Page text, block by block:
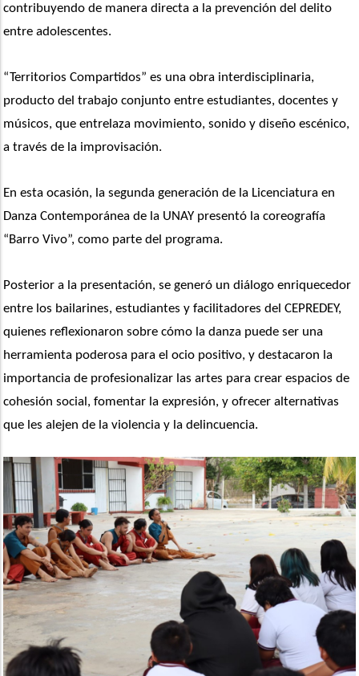
contribuyendo de manera directa a la prevención del delito
entre adolescentes.
“Territorios Compartidos” es una obra interdisciplinaria,
producto del trabajo conjunto entre estudiantes, docentes y
músicos, que entrelaza movimiento, sonido y diseño escénico,
a través de la improvisación.
En esta ocasión, la segunda generación de la Licenciatura en
Danza Contemporánea de la UNAY presentó la coreografía
“Barro Vivo”, como parte del programa.
Posterior a la presentación, se generó un diálogo enriquecedor
entre los bailarines, estudiantes y facilitadores del CEPREDEY,
quienes reflexionaron sobre cómo la danza puede ser una
herramienta poderosa para el ocio positivo, y destacaron la
importancia de profesionalizar las artes para crear espacios de
cohesión social, fomentar la expresión, y ofrecer alternativas
que les alejen de la violencia y la delincuencia.